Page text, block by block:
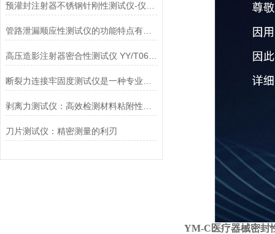
管路泄漏顺应性测试仪的功能特点有哪些?
刀片测试仪：精密测量的利刃
YM-C 医疗器械密封